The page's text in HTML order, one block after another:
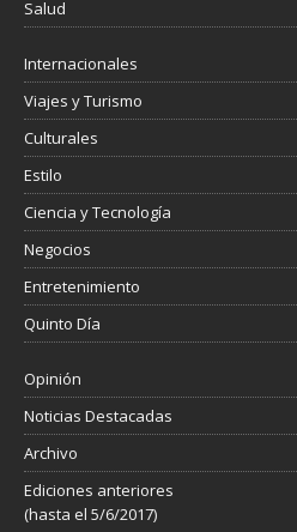
Salud
Internacionales
Viajes y Turismo
Culturales
Estilo
Ciencia y Tecnología
Negocios
Entretenimiento
Quinto Día
Opinión
Noticias Destacadas
Archivo
Ediciones anteriores
(hasta el 5/6/2017)